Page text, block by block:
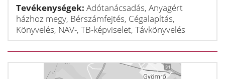
Tevékenységek: Adótanácsadás, Anyagért
házhoz megy, Bérszámfejtés, Cégalapítás,
Könyvelés, NAV-, TB-képviselet, Távkönyvelés